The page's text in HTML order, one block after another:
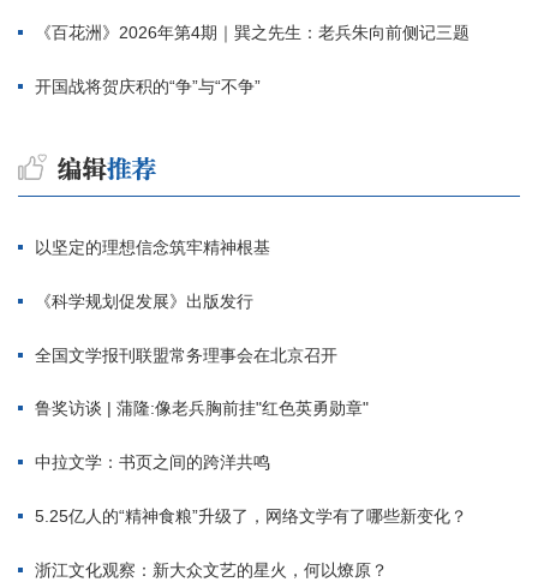
《百花洲》2026年第4期｜巽之先生：老兵朱向前侧记三题
开国战将贺庆积的“争”与“不争”
以坚定的理想信念筑牢精神根基
《科学规划促发展》出版发行
全国文学报刊联盟常务理事会在北京召开
鲁奖访谈 | 蒲隆:像老兵胸前挂"红色英勇勋章"
中拉文学：书页之间的跨洋共鸣
5.25亿人的“精神食粮”升级了，网络文学有了哪些新变化？
浙江文化观察：新大众文艺的星火，何以燎原？